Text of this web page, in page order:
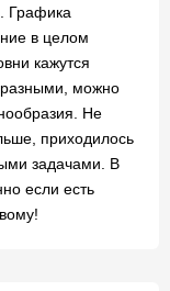
Графика
в целом
кажутся
можно
Не
приходилось
задачами. В
если есть